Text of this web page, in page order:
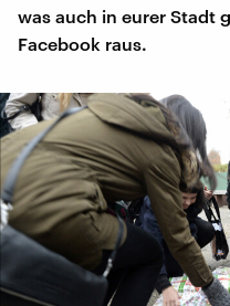
was auch in eurer Stadt
Facebook raus.